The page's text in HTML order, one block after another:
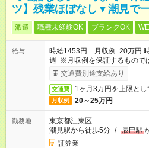
ツ】残業ほぼなし▼潮見で
派遣 職種未経験OK ブランクOK
給与
時給1453円 月収例 20万円
週 ※月収例を保証するもので
ービス利用可（利用条件有）
交通費別途支給あり
交通費 1ヶ月3万円を上限と
月収例 20～25万円
勤務地
東京都江東区
潮見駅から徒歩5分 / 辰巳駅
証券業